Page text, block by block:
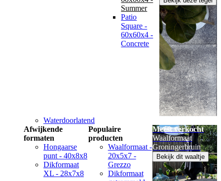
Summer
Patio
Square -
60x60x4 -
Concrete
Waterdoorlatend
Afwijkende
formaten
Hongaarse
punt - 40x8x8
Dikformaat
XL - 28x7x8
Populaire
producten
Waalformaat -
20x5x7 -
Grezzo
Dikformaat
Meest verkocht
Waalformaat
Groningerbruin
Bekijk dit waaltje